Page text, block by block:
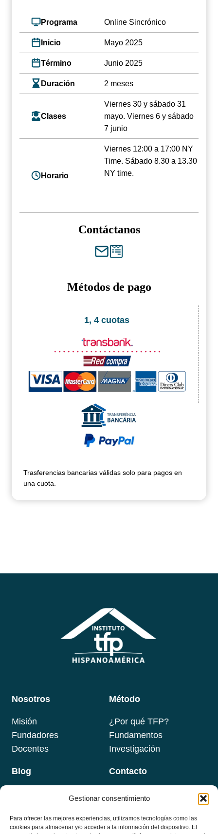
Gestionar consentimiento
Para ofrecer las mejores experiencias, utilizamos tecnologías como las
cookies para almacenar y/o acceder a la información del dispositivo. El
Programa Online Sincrónico
Inicio Mayo 2025
Término Junio 2025
Duración 2 meses
Clases
Viernes 30 y sábado 31
mayo. Viernes 6 y sábado
7 junio
Horario
Viernes 12:00 a 17:00 NY
Time. Sábado 8.30 a 13.30
NY time.
Contáctanos
Métodos de pago
1, 4 cuotas
Trasferencias bancarias válidas solo para pagos en
una cuota.
Nosotros
Misión
Fundadores
Docentes
Blog
Método
¿Por qué TFP?
Fundamentos
Investigación
Contacto
Programas Newsletter